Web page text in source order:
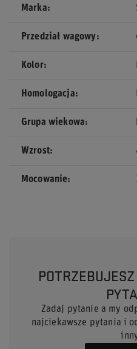
Marka
Przedział wagowy
Kolor
Homologacja
Grupa wiekowa
Wzrost
Mocowanie
Zadaj pytanie a my
najciekawsze pytania i